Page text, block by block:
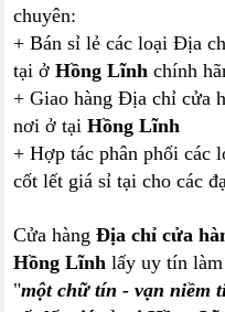
chuyên:
+ Bán sỉ lẻ các loại Địa
tại ởHồng Lĩnh chính
+ Giao hàng Địa chỉ cửa
nơi ở tạiHồng Lĩnh
+ Hợp tác phân phối các
cốt lết giá sỉ tại cho các
Cửa hàngĐịa chỉ cửa
Hồng Lĩnh lấy uy tín
"một chữ tín - vạn niềm